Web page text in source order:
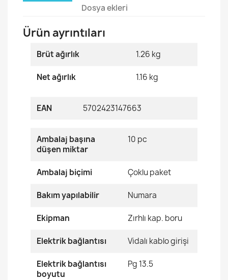
Dosya ekleri
Ürün ayrıntıları
Brüt ağırlık 1.26 kg
Net ağırlık 1.16 kg
EAN 5702423147663
Ambalaj başına
düşen miktar
10 pc
Ambalaj biçimi Çoklu paket
Bakım yapılabilir Numara
Ekipman Zırhlı kap. boru
Elektrik bağlantısı Vidalı kablo girişi
Elektrik bağlantısı
boyutu
Pg 13.5